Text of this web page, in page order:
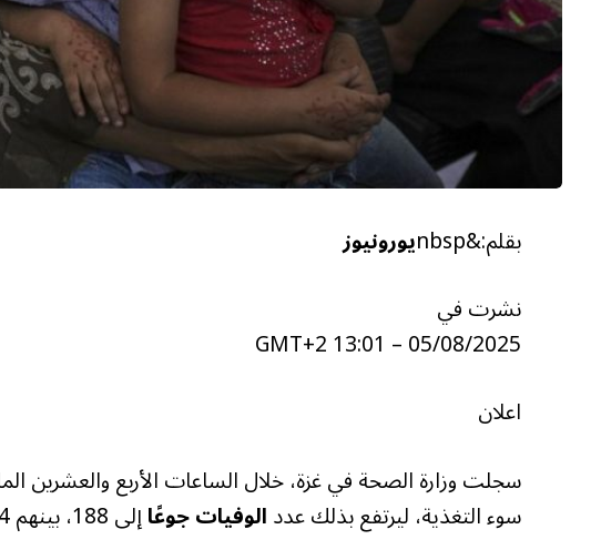
بقلم:&nbsp
يورونيوز
نشرت في
05/08/2025 – 13:01 GMT+2
اعلان
سوء التغذية، ليرتفع بذلك عددالوفيات جوعًاإلى 188، بينهم 94 طفلًا.